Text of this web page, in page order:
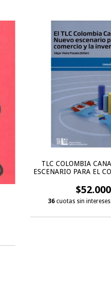
TLC COLOMBIA
ESCENARIO PARA EL
$52.000
36 cuotas sin